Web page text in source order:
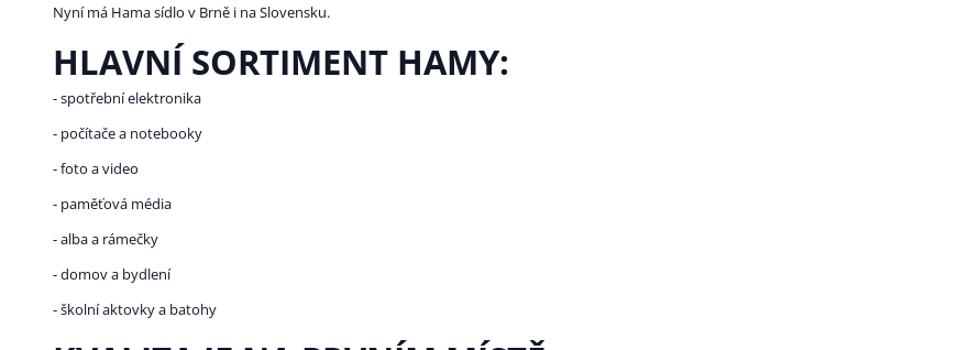
Nyní má Hama sídlo v Brně i na Slovensku.
HLAVNÍ SORTIMENT HAMY:
- spotřební elektronika
- počítače a notebooky
- foto a video
- paměťová média
- alba a rámečky
- domov a bydlení
- školní aktovky a batohy